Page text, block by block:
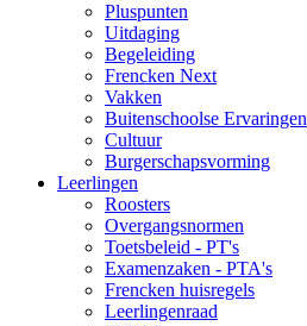
Pluspunten
Uitdaging
Begeleiding
Frencken Next
Vakken
Buitenschoolse Ervaringen
Cultuur
Burgerschapsvorming
Leerlingen
Roosters
Overgangsnormen
Toetsbeleid - PT's
Examenzaken - PTA's
Frencken huisregels
Leerlingenraad